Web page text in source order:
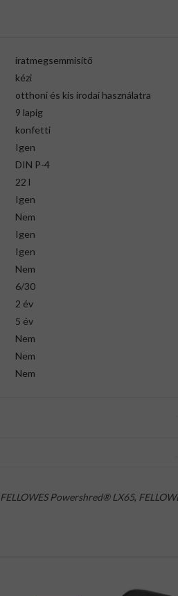
iratmegsemmisítő
kézi
otthoni és kis irodai használatra
9 lapig
konfetti
Igen
DIN P-4
22 l
Igen
Nem
Igen
Igen
Nem
6/30
2 év
5 év
Nem
Nem
Nem
FELLOWES Powershred® LX65,